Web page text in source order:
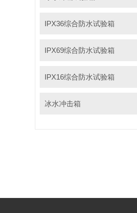
IPX36综合防水试验箱
IPX69综合防水试验箱
IPX16综合防水试验箱
冰水冲击箱